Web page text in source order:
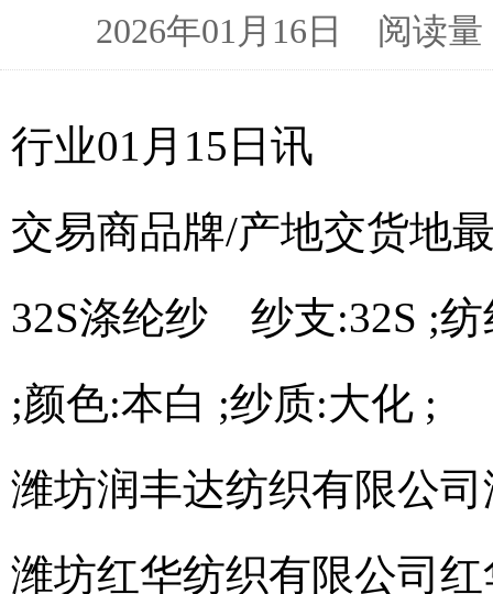
2026年01月16日 阅读
行业01月15日讯
交易商品牌/产地交货地
32S涤纶纱 纱支:32S ;
;颜色:本白 ;纱质:大化 ;
潍坊润丰达纺织有限公司
潍坊红华纺织有限公司 红